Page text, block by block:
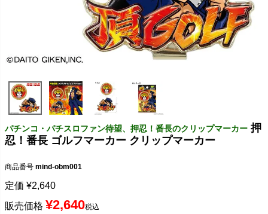
パチンコ・パチスロファン待望、押忍！番長のクリップマーカー 押
忍！番長 ゴルフマーカー クリップマーカー
商品番号 mind-obm001
定価 ¥2,640
販売価格 ¥2,640税込